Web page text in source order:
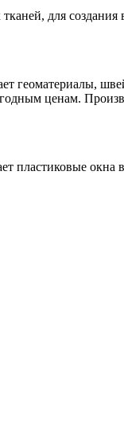
для
ценам.
пластиковые окна